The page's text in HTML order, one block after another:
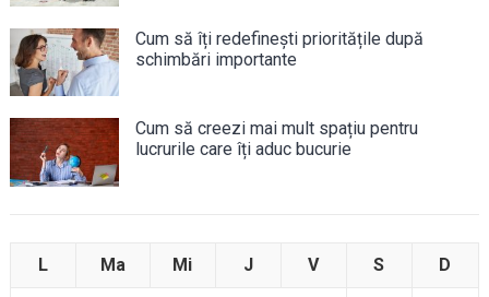
Cum să îți redefinești prioritățile după
schimbări importante
Cum să creezi mai mult spațiu pentru
lucrurile care îți aduc bucurie
L Ma Mi J V S D